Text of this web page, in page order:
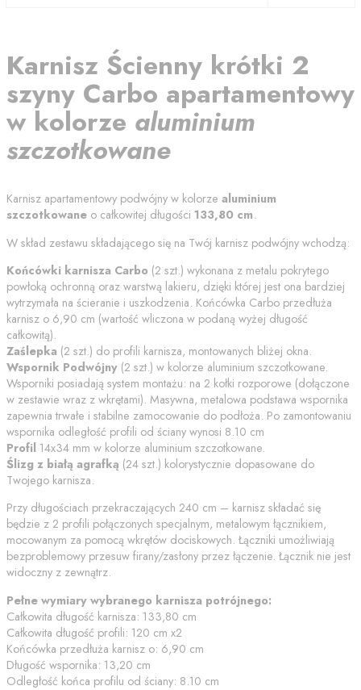
Karnisz Ścienny krótki 2
szyny Carbo apartamentowy
w kolorze aluminium
szczotkowane
Karnisz apartamentowy podwójny w kolorze aluminium
szczotkowane o całkowitej długości 133,80 cm.
W skład zestawu składającego się na Twój karnisz podwójny wchodzą:
Końcówki karnisza Carbo (2 szt.) wykonana z metalu pokrytego
powłoką ochronną oraz warstwą lakieru, dzięki której jest ona bardziej
wytrzymała na ścieranie i uszkodzenia. Końcówka Carbo przedłuża
karnisz o 6,90 cm (wartość wliczona w podaną wyżej długość
całkowitą).
Zaślepka (2 szt.) do profili karnisza, montowanych bliżej okna.
Wspornik Podwójny (2 szt.) w kolorze aluminium szczotkowane.
Wsporniki posiadają system montażu: na 2 kołki rozporowe (dołączone
w zestawie wraz z wkrętami). Masywna, metalowa podstawa wspornika
zapewnia trwałe i stabilne zamocowanie do podłoża. Po zamontowaniu
wspornika odległość profili od ściany wynosi 8.10 cm
Profil 14x34 mm w kolorze aluminium szczotkowane.
Ślizg z białą agrafką (24 szt.) kolorystycznie dopasowane do
Twojego karnisza.
Przy długościach przekraczających 240 cm – karnisz składać się
będzie z 2 profili połączonych specjalnym, metalowym łącznikiem,
mocowanym za pomocą wkrętów dociskowych. Łączniki umożliwiają
bezproblemowy przesuw firany/zasłony przez łączenie. Łącznik nie jest
widoczny z zewnątrz.
Pełne wymiary wybranego karnisza potrójnego:
Całkowita długość karnisza: 133,80 cm
Całkowita długość profili: 120 cm x2
Końcówka przedłuża karnisz o: 6,90 cm
Długość wspornika: 13,20 cm
Odległość końca profilu od ściany: 8.10 cm